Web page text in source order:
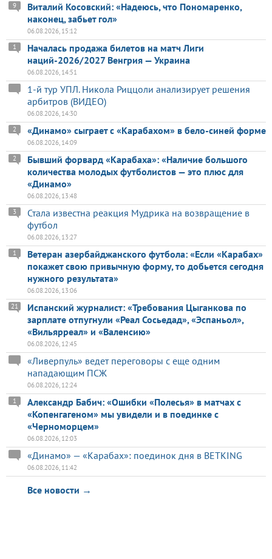
Виталий Косовский: «Надеюсь, что Пономаренко,
наконец, забьет гол»
9
06.08.2026, 15:12
Началась продажа билетов на матч Лиги
наций-2026/2027 Венгрия — Украина
1
06.08.2026, 14:51
1-й тур УПЛ. Никола Риццоли анализирует решения
арбитров (ВИДЕО)
06.08.2026, 14:30
«Динамо» сыграет с «Карабахом» в бело-синей форме
2
06.08.2026, 14:09
Бывший форвард «Карабаха»: «Наличие большого
количества молодых футболистов — это плюс для
«Динамо»
2
06.08.2026, 13:48
Стала известна реакция Мудрика на возвращение в
футбол
3
06.08.2026, 13:27
Ветеран азербайджанского футбола: «Если «Карабах»
покажет свою привычную форму, то добьется сегодня
нужного результата»
1
06.08.2026, 13:06
Испанский журналист: «Требования Цыганкова по
зарплате отпугнули «Реал Сосьедад», «Эспаньол»,
«Вильярреал» и «Валенсию»
21
06.08.2026, 12:45
«Ливерпуль» ведет переговоры с еще одним
нападающим ПСЖ
06.08.2026, 12:24
Александр Бабич: «Ошибки «Полесья» в матчах с
«Копенгагеном» мы увидели и в поединке с
«Черноморцем»
1
06.08.2026, 12:03
«Динамо» — «Карабах»: поединок дня в BETKING
06.08.2026, 11:42
Все новости →